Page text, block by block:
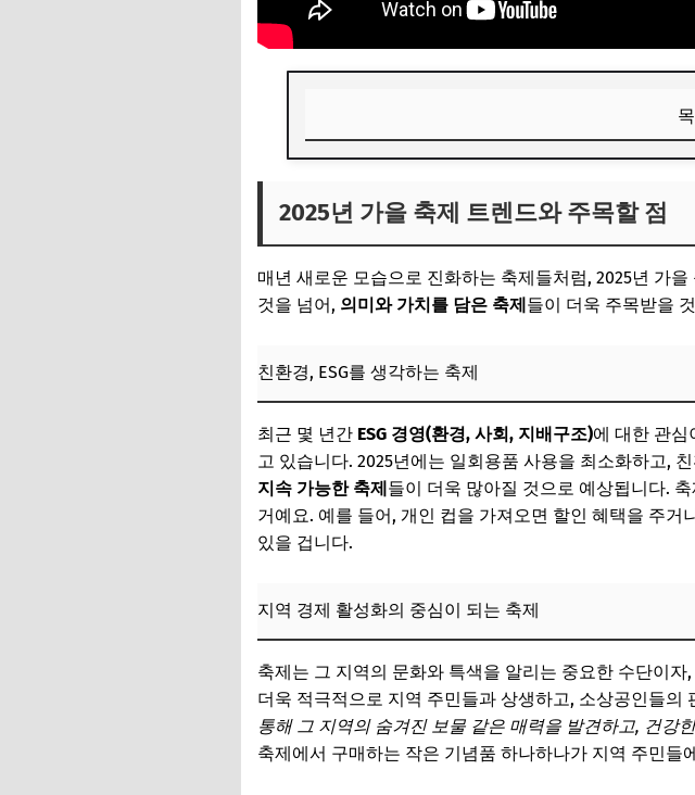
친환경, ESG를 생각하는 축제
📌 지금 뜨는 꿀정보! 놓치지 마세요
전국 명소에서 즐기는 2025년 대표 가을 축제
서울 및 수도권: 도심 속에서 만나는 가을의 낭
강원/충청 지역: 자연과 어우러진 깊이 있는 가
영남/호남 지역: 전통과 현대가 공존하는 가을
제주도: 이국적인 풍경 속 가을의 여유
추가할인 코드 WRVE6
지갑 부담 없이 즐기는 2025년 무료 참여 이벤트
귀와 눈이 즐거운 무료 공연 및 전시
손끝에서 피어나는 즐거움, 무료 체험 프로그램
2025년 가을 축제 트렌드와 주목할 점
매년 새로운 모습으로 진화하는 축제들처럼, 2025년 가
것을 넘어, 의미와 가치를 담은 축제 들이 더욱 주목받을
친환경, ESG를 생각하는 축제
최근 몇 년간 ESG 경영(환경, 사회, 지배구조)에 대한 관
고 있습니다. 2025년에는 일회용품 사용을 최소화하고,
지속 가능한 축제 들이 더욱 많아질 것으로 예상됩니다.
거예요. 예를 들어, 개인 컵을 가져오면 할인 혜택을 주
있을 겁니다.
지역 경제 활성화의 중심이 되는 축제
축제는 그 지역의 문화와 특색을 알리는 중요한 수단이자,
더욱 적극적으로 지역 주민들과 상생하고, 소상공인들
통해 그 지역의 숨겨진 보물 같은 매력을 발견하고, 건강
축제에서 구매하는 작은 기념품 하나하나가 지역 주민들